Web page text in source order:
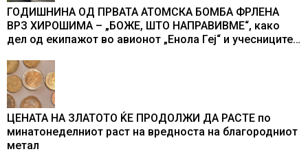
ГОДИШНИНА ОД ПРВАТА АТОМСКА БОМБА ФРЛЕНА
ВРЗ ХИРОШИМА – „БОЖЕ, ШТО НАПРАВИВМЕ“, како
дел од екипажот во авионот „Енола Геј“ и учесниците
промени текот на историјата
ЦЕНАТА НА ЗЛАТОТО ЌЕ ПРОДОЛЖИ ДА РАСТЕ по
минатонеделниот раст на вредноста на благородниот
метал